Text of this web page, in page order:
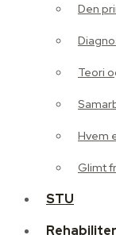
STU
Den
Teori
Hvem
Glimt
STU